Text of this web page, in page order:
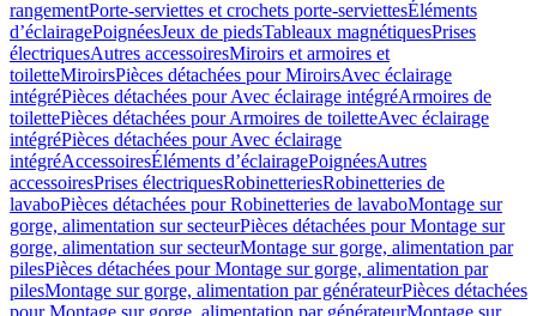
rangementPorte-serviettes et crochets porte-serviettesÉléments
d’éclairagePoignéesJeux de piedsTableaux magnétiquesPrises
électriquesAutres accessoiresMiroirs et armoires et
toiletteMiroirsPièces détachées pour MiroirsAvec éclairage
intégréPièces détachées pour Avec éclairage intégréArmoires de
toilettePièces détachées pour Armoires de toiletteAvec éclairage
intégréPièces détachées pour Avec éclairage
intégréAccessoiresÉléments d’éclairagePoignéesAutres
accessoiresPrises électriquesRobinetteriesRobinetteries de
lavaboPièces détachées pour Robinetteries de lavaboMontage sur
gorge, alimentation sur secteurPièces détachées pour Montage sur
gorge, alimentation sur secteurMontage sur gorge, alimentation par
pilesPièces détachées pour Montage sur gorge, alimentation par
pilesMontage sur gorge, alimentation par générateurPièces détachées
pour Montage sur gorge, alimentation par générateurMontage sur